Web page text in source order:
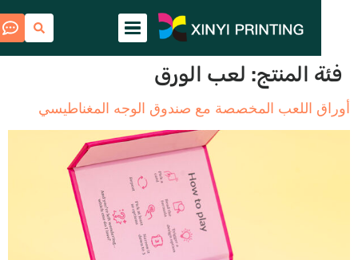
المنتج:لعب الورق
اللعب المخصصة مع صندوق الوجه المغناطيسي